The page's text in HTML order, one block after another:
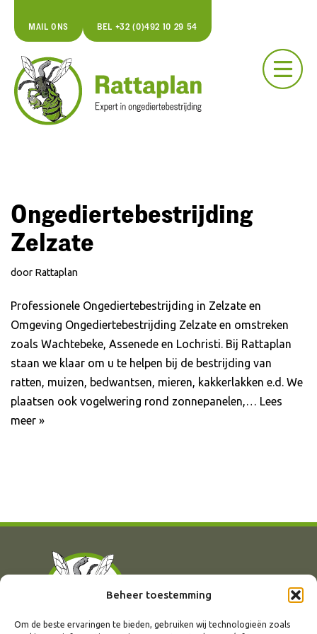
Beheer toestemming
Om de beste ervaringen te bieden, gebruiken wij technologieën zoals
Spring
naar
de
inhoud
MAIL ONS BEL +32 (0)492 10 29 54
Ongediertebestrijding
Zelzate
door Rattaplan
Professionele Ongediertebestrijding in Zelzate en
Omgeving Ongediertebestrijding Zelzate en omstreken
zoals Wachtebeke, Assenede en Lochristi. Bij Rattaplan
staan we klaar om u te helpen bij de bestrijding van
ratten, muizen, bedwantsen, mieren, kakkerlakken e.d. We
plaatsen ook vogelwering rond zonnepanelen,… Lees
meer »